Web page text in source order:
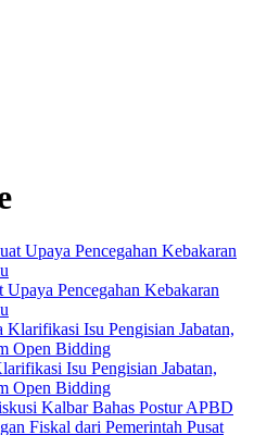
Pencegahan Kebakaran
Isu Pengisian Jabatan,
Open Bidding